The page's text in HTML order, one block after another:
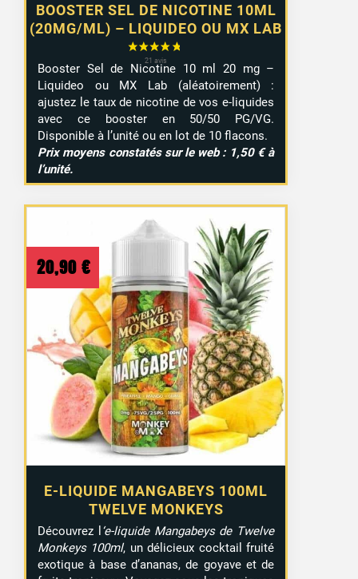
BOOSTER SEL DE NICOTINE 10ML
(20MG/ML) – LIQUIDEO OU MX LAB
Booster Sel de Nicotine 10 ml 20 mg –
Liquideo ou MX Lab (aléatoirement) :
ajustez le taux de nicotine de vos e-liquides
avec ce booster en 50/50 PG/VG.
Disponible à l’unité ou en lot de 10 flacons.
Prix moyens constatés sur le web : 1,50 € à
l’unité.
E-LIQUIDE MANGABEYS 100ML
TWELVE MONKEYS
20,90 €
Découvrez l
‘e-liquide Mangabeys de Twelve
Monkeys 100ml, un délicieux cocktail fruité
exotique à base d’ananas, de goyave et de